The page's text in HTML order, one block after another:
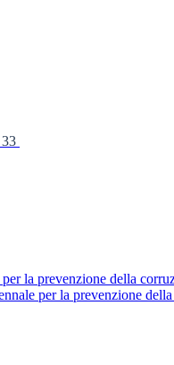
33
la prevenzione della
per la prevenzione